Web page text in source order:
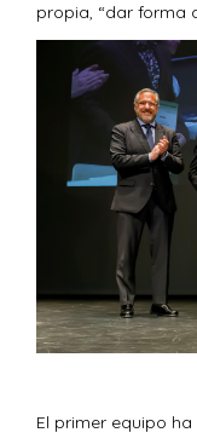
propia, “dar forma
El primer equipo